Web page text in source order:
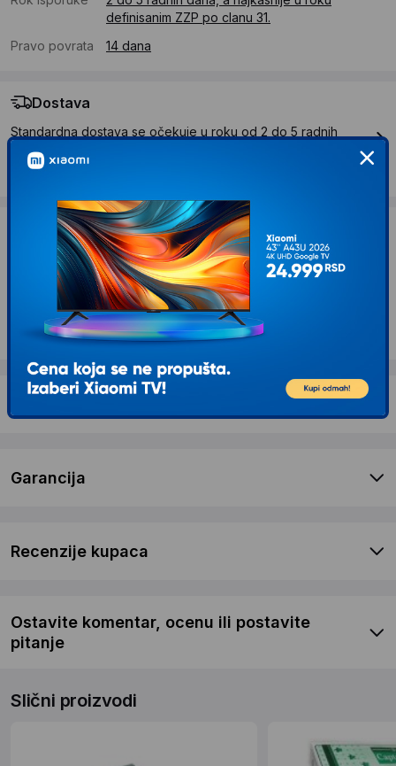
definisanim ZZP po clanu 31.
Pravo povrata
14 dana
Dostava
Standardna dostava se očekuje u roku od 2 do 5 radnih
dana
Želite li ponudu za firmu?
Kontaktirajte nas
Opis proizvoda EuroBasic Papir za štampanje
A4 80g
Garancija
Recenzije kupaca
Ostavite komentar, ocenu ili postavite
pitanje
Slični proizvodi